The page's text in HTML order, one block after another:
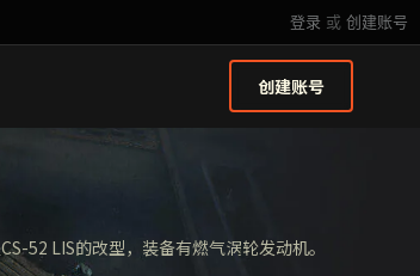
登录 或 创建账号
创建账号
52 LIS的改型，装备有燃气涡轮发动机。